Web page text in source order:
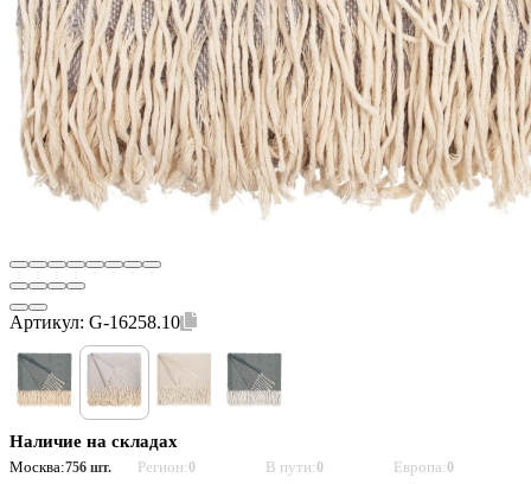
Артикул: G-16258.10
Наличие на складах
Москва:756 шт. Регион:0 В пути:0 Европа:0